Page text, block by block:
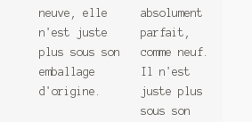
neuve, elle
n'est juste
plus sous son
emballage
d'origine.
absolument
parfait,
comme neuf.
Il n'est
juste plus
sous son